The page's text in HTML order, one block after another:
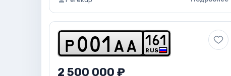
p 0 0 1 a a RUS
1 61
2 500 000 ₽